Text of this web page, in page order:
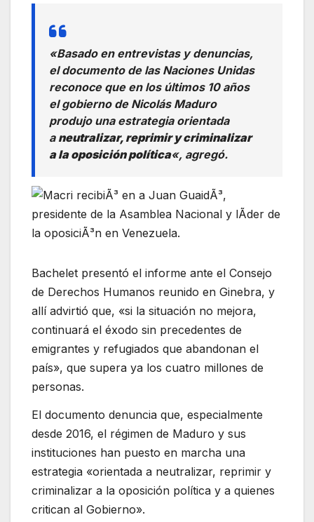
«Basado en entrevistas y denuncias,
el documento de las Naciones Unidas
reconoce que en los últimos 10 años
el gobierno de Nicolás Maduro
produjo una estrategia orientada
a neutralizar, reprimir y criminalizar
a la oposición política«, agregó.
Bachelet presentó el informe ante el Consejo
de Derechos Humanos reunido en Ginebra, y
allí advirtió que, «si la situación no mejora,
continuará el éxodo sin precedentes de
emigrantes y refugiados que abandonan el
país», que supera ya los cuatro millones de
personas.
El documento denuncia que, especialmente
desde 2016, el régimen de Maduro y sus
instituciones han puesto en marcha una
estrategia «orientada a neutralizar, reprimir y
criminalizar a la oposición política y a quienes
critican al Gobierno».